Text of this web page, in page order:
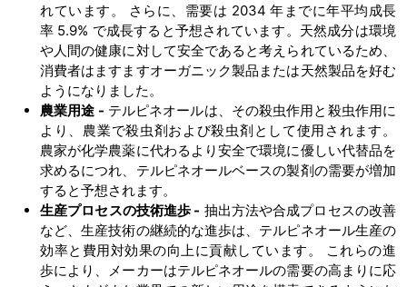
れています。 さらに、需要は 2034 年までに年平均成長
率 5.9% で成長すると予想されています。天然成分は環境
や人間の健康に対して安全であると考えられているため、
消費者はますますオーガニック製品または天然製品を好む
ようになりました。
農業用途 - テルピネオールは、その殺虫作用と殺虫作用に
より、農業で殺虫剤および殺虫剤として使用されます。
農家が化学農薬に代わるより安全で環境に優しい代替品を
求めるにつれ、テルピネオールベースの製剤の需要が増加
すると予想されます。
生産プロセスの技術進歩 - 抽出方法や合成プロセスの改善
など、生産技術の継続的な進歩は、テルピネオール生産の
効率と費用対効果の向上に貢献しています。 これらの進
歩により、メーカーはテルピネオールの需要の高まりに応